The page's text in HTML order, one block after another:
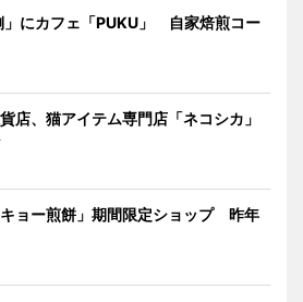
」にカフェ「PUKU」 自家焙煎コー
店、猫アイテム専門店「ネコシカ」
ョー煎餅」期間限定ショップ 昨年